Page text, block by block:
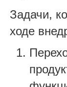
Задачи,
ходе